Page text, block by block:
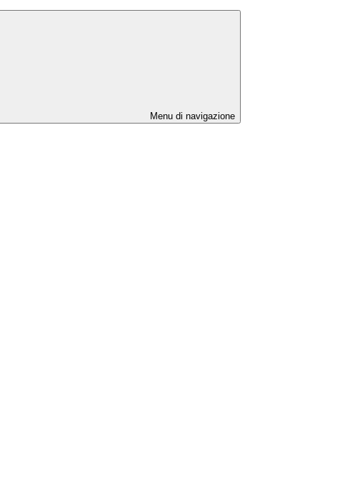
Menu di navigazione